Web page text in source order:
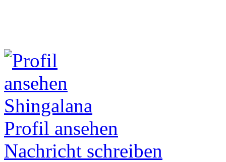
Shingalana
Profil ansehen
Nachricht schreiben